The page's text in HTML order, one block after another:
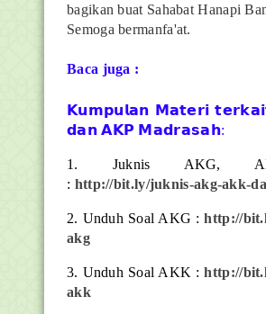
bagikan buat Sahabat Hanapi
Semoga bermanfa'at.
Baca juga :
𝗞𝘂𝗺𝗽𝘂𝗹𝗮𝗻 𝗠𝗮𝘁𝗲𝗿𝗶
𝗱𝗮𝗻 𝗔𝗞𝗣 𝗠𝗮𝗱𝗿𝗮𝘀𝗮𝗵:
1. Juknis AKG,
: http://bit.ly/juknis-akg-akk-
2. Unduh Soal AKG :http://
akg
3. Unduh Soal AKK :http://
akk